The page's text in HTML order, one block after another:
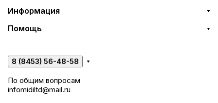
Информация
Помощь
8 (8453) 56-48-58
По общим вопросам
infomidiltd@mail.ru